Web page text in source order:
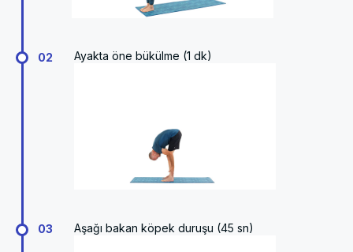
02 Ayakta öne bükülme (1 dk)
03 Aşağı bakan köpek duruşu (45 sn)